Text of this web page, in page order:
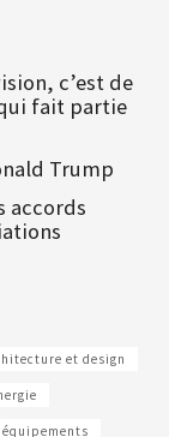
c’est de
fait partie
Trump
accords
et design